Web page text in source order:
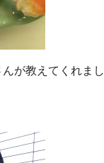
が教えてくれまし